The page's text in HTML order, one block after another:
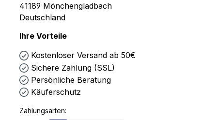
41189 Mönchengladbach
Deutschland
Ihre Vorteile
Kostenloser Versand ab 50€
Sichere Zahlung (SSL)
Persönliche Beratung
Käuferschutz
Zahlungsarten: